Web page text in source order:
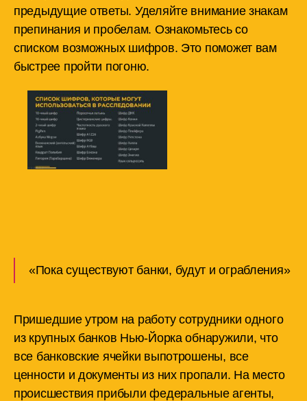
предыдущие ответы. Уделяйте внимание знакам
препинания и пробелам. Ознакомьтесь со
списком возможных шифров. Это поможет вам
быстрее пройти погоню.
«Пока существуют банки, будут и ограбления»
Пришедшие утром на работу сотрудники одного
из крупных банков Нью-Йорка обнаружили, что
все банковские ячейки выпотрошены, все
ценности и документы из них пропали. На место
происшествия прибыли федеральные агенты,